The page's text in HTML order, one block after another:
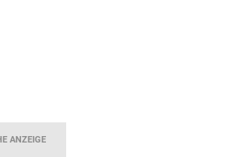
ANZEIGE